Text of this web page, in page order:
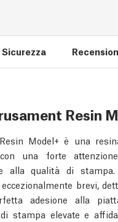
Sicurezza
Resin
Model+ è una
una forte
alla qualità di
brevi,
adesione alla
stampa elevate e